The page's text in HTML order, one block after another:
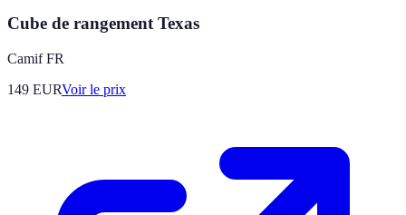
Cube de rangement Texas
Camif FR
149 EURVoir le prix